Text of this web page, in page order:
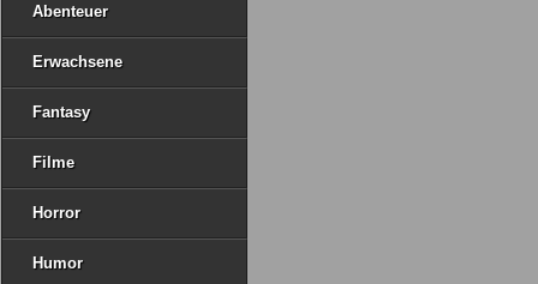
Abenteuer
Erwachsene
Fantasy
Filme
Horror
Humor